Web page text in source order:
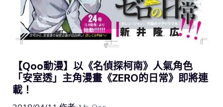
【Qoo動漫】以《名偵探柯南》人氣角色
「安室透」主角漫畫《ZERO的日常》即將連
載！